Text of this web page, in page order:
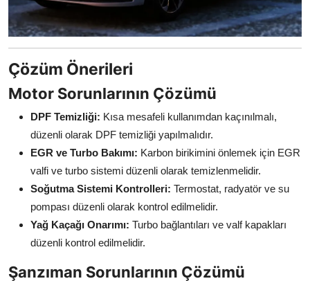
Çözüm Önerileri
Motor Sorunlarının Çözümü
DPF Temizliği: Kısa mesafeli kullanımdan kaçınılmalı,
düzenli olarak DPF temizliği yapılmalıdır.
EGR ve Turbo Bakımı: Karbon birikimini önlemek için EGR
valfi ve turbo sistemi düzenli olarak temizlenmelidir.
Soğutma Sistemi Kontrolleri: Termostat, radyatör ve su
pompası düzenli olarak kontrol edilmelidir.
Yağ Kaçağı Onarımı: Turbo bağlantıları ve valf kapakları
düzenli kontrol edilmelidir.
Şanzıman Sorunlarının Çözümü